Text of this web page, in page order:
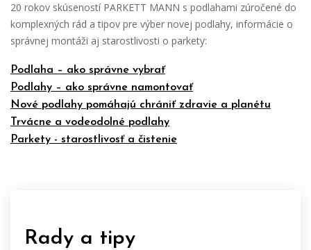
Rady a tipy
20 rokov skúseností PARKETT MANN s podlahami zúročené do
komplexných rád a tipov pre výber novej podlahy, informácie o
správnej montáži aj starostlivosti o parkety:
Podlaha – ako správne vybrať
Podlahy – ako správne namontovať
Nové podlahy pomáhajú chrániť zdravie a planétu
Trvácne a vodeodolné podlahy
Parkety - starostlivosť a čistenie